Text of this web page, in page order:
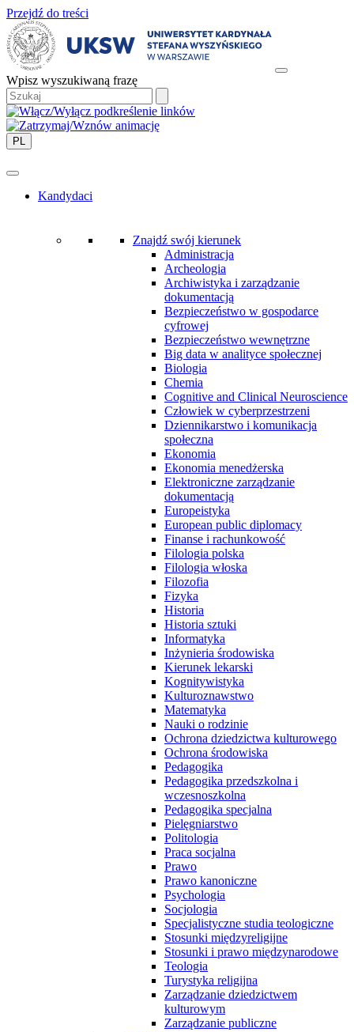
Przejdź do treści
Wpisz wyszukiwaną frazę
PL
Kandydaci
Znajdź swój kierunek
Administracja
Archeologia
Archiwistyka i zarządzanie
dokumentacją
Bezpieczeństwo w gospodarce
cyfrowej
Bezpieczeństwo wewnętrzne
Big data w analityce społecznej
Biologia
Chemia
Cognitive and Clinical Neuroscience
Człowiek w cyberprzestrzeni
Dziennikarstwo i komunikacja
społeczna
Ekonomia
Ekonomia menedżerska
Elektroniczne zarządzanie
dokumentacją
Europeistyka
European public diplomacy
Finanse i rachunkowość
Filologia polska
Filologia włoska
Filozofia
Fizyka
Historia
Historia sztuki
Informatyka
Inżynieria środowiska
Kierunek lekarski
Kognitywistyka
Kulturoznawstwo
Matematyka
Nauki o rodzinie
Ochrona dziedzictwa kulturowego
Ochrona środowiska
Pedagogika
Pedagogika przedszkolna i
wczesnoszkolna
Pedagogika specjalna
Pielęgniarstwo
Politologia
Praca socjalna
Prawo
Prawo kanoniczne
Psychologia
Socjologia
Specjalistyczne studia teologiczne
Stosunki międzyreligijne
Stosunki i prawo międzynarodowe
Teologia
Turystyka religijna
Zarządzanie dziedzictwem
kulturowym
Zarządzanie publiczne